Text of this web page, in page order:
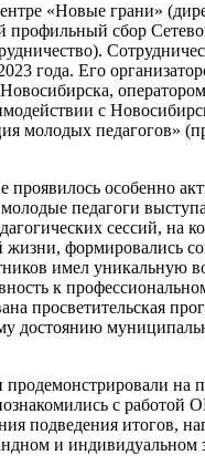
«Новые грани»
профильный сбор
года. Его
с
молодых педагогов»
проявилось особенно
педагоги
сессий, на
формировались
имел уникальную
к
просветительская
достоянию
на
с работой
подведения итогов,
и индивидуальном